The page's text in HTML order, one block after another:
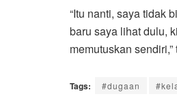
“Itu nanti, saya tidak
baru saya lihat dulu,
memutuskan
Tags: #dugaan